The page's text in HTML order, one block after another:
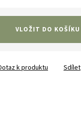
VLOŽIT DO KOŠÍKU
k produktu Sdílet